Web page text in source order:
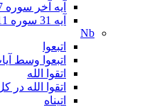
آیه آخر سوره 57 و آیه اول سوره 58
آیه 31 سوره 11
Nb
اتبعوا
اتبعوا وسط
اتقوا الله
اتقوا الله در
اتیناه